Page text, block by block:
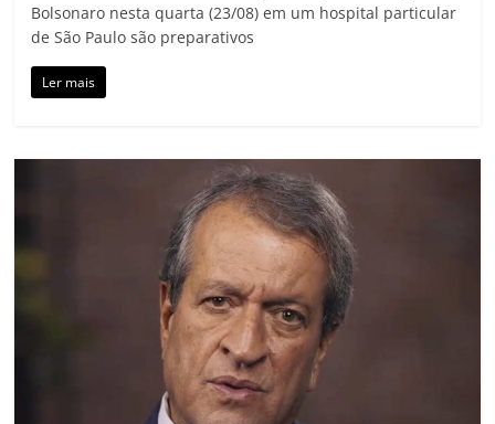
Bolsonaro nesta quarta (23/08) em um hospital particular
de São Paulo são preparativos
Ler mais